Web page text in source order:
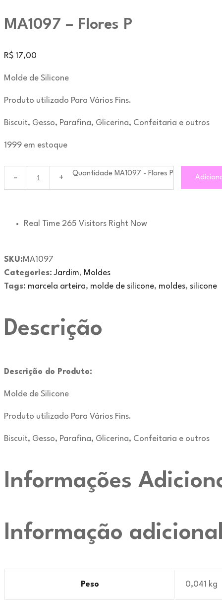
MA1097 – Flores P
R$ 17,00
Molde de Silicone
Produto utilizado Para Vários Fins.
Biscuit, Gesso, Parafina, Glicerina, Confeitaria e outros
1999 em estoque
Quantidade MA1097 - Flores P
Real Time 265 Visitors Right Now
SKU:MA1097
Categories: Jardim, Moldes
Tags: marcela arteira, molde de silicone, moldes, silicone
Descrição
Descrição do Produto:
Molde de Silicone
Produto utilizado Para Vários Fins.
Biscuit, Gesso, Parafina, Glicerina, Confeitaria e outros
Informações
Informação adicional
Peso 0,041 kg